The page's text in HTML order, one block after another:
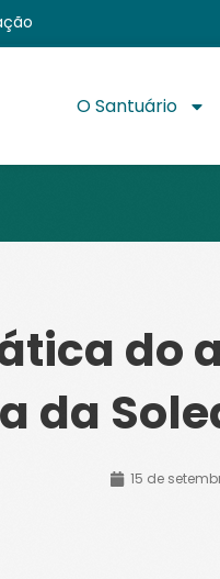
O Santuário
do
da
15 de